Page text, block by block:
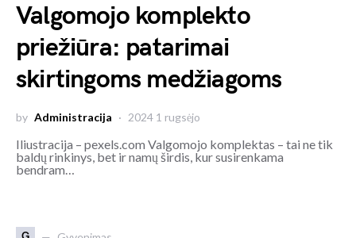
Valgomojo komplekto
priežiūra: patarimai
skirtingoms medžiagoms
by Administracija 2024 1 rugsėjo
Iliustracija – pexels.com Valgomojo komplektas – tai ne tik
baldų rinkinys, bet ir namų širdis, kur susirenkama
bendram…